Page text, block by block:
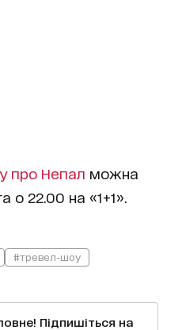
про Непал можна
о 22.00 на «1+1».
#тревел-шоу
Підпишіться на